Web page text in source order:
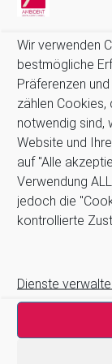
Wir verwenden
bestmögliche
Präferenzen
zählen Cookies,
notwendig sind,
Website und
auf "Alle
Verwendung
jedoch die
kontrollierte
Dienste
Wasser-
*Quellen: